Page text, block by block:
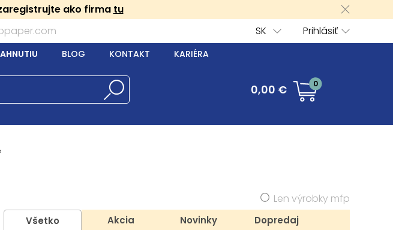
ako firma tu
Prihlásiť
SK
BLOG KONTAKT KARIÉRA
0,00 € 0
Len výrobky mfp
Všetko Akcia Novinky
Dopredaj